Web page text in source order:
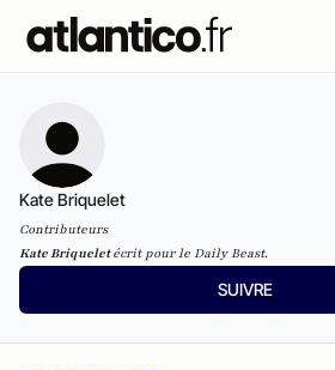
Kate Briquelet
Contributeurs
Kate Briqueletécrit pour le Daily Beast.
SUIVRE